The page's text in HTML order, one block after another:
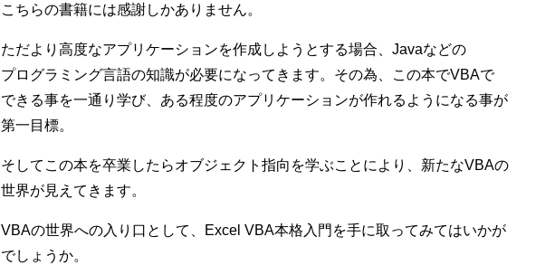
こちらの書籍には感謝しかありません。
ただより高度なアプリケーションを作成しようとする場合、Javaなどの
プログラミング言語の知識が必要になってきます。その為、この本でVBAで
できる事を一通り学び、ある程度のアプリケーションが作れるようになる事が
第一目標。
そしてこの本を卒業したらオブジェクト指向を学ぶことにより、新たなVBAの
世界が見えてきます。
VBAの世界への入り口として、Excel VBA本格入門を手に取ってみてはいかが
でしょうか。